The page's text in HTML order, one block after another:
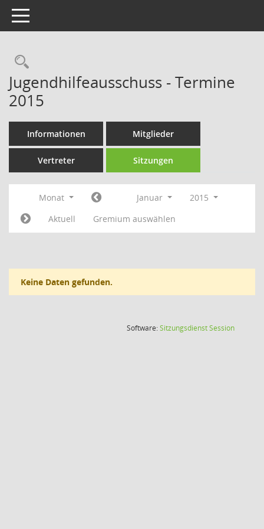
Toggle navigation
Rechercheauswahl
Jugendhilfeausschuss - Termine
2015
Informationen Mitglieder
Vertreter Sitzungen
Monat Januar
2015
Aktuell
Gremium auswählen
Keine Daten gefunden.
Software:SitzungsdienstSession(Wird in